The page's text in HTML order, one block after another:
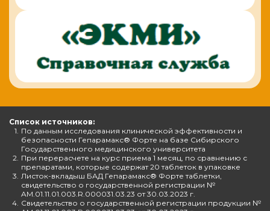
Список источников:
1. По данным исследования клинической эффективности и
безопасности Гепарамакс® Форте на базе Сибирского
Государственного медицинского университета
2. При перерасчете на курс приема 1 месяц, по сравнению с
препаратами, которые содержат 20 таблеток в упаковке
3. Листок-вкладыш БАД Гепарамакс® Форте таблетки,
свидетельство о государственной регистрации №
AM.01.11.01.003.R.000031.03.23 от 30.03.2023 г.
4. Свидетельство о государственной регистрации продукции №